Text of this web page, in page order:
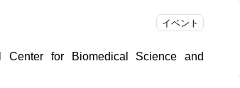
イベント
for Biomedical Science and